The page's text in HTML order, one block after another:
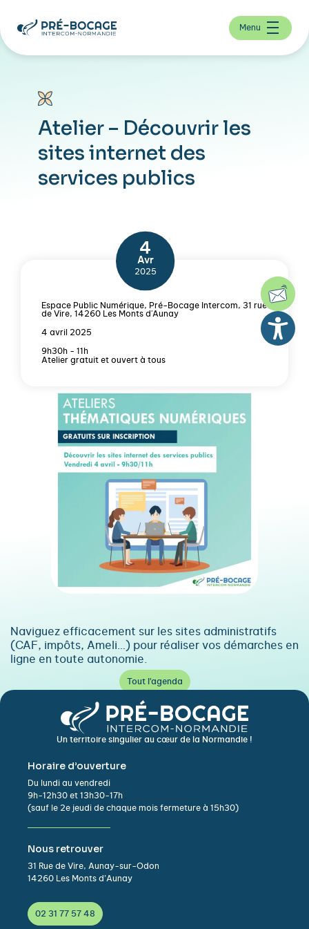
Menu
Atelier – Découvrir les
sites internet des
services publics
4
Avr
2025
Espace Public Numérique, Pré-Bocage Intercom, 31 rue
de Vire, 14260 Les Monts d'Aunay
4 avril 2025
9h30h - 11h
Atelier gratuit et ouvert à tous
Naviguez efficacement sur les sites administratifs
(CAF, impôts, Ameli…) pour réaliser vos démarches en
ligne en toute autonomie.
Tout l'agenda
Un territoire singulier au cœur de la Normandie !
Horaire d’ouverture
Du lundi au vendredi
9h-12h30 et 13h30-17h
(sauf le 2e jeudi de chaque mois fermeture à 15h30)
Nous retrouver
31 Rue de Vire, Aunay-sur-Odon
14260 Les Monts d’Aunay
02 31 77 57 48